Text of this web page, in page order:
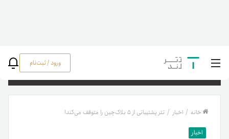
ورود / ثبت‌نام
خانه / اخبار / تتر پشتیبانی از ۵ بلاک‌چین را متوقف می‌کند!
اخبار